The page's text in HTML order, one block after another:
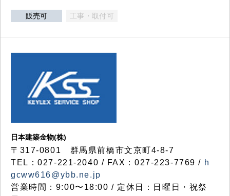
販売可 工事・取付可
日本建築金物(株)
〒317‐0801 群馬県前橋市文京町4-8-7
TEL：027-221-2040 / FAX：027-223-7769 / h
gcww616@ybb.ne.jp
営業時間：9:00〜18:00 / 定休日：日曜日・祝祭